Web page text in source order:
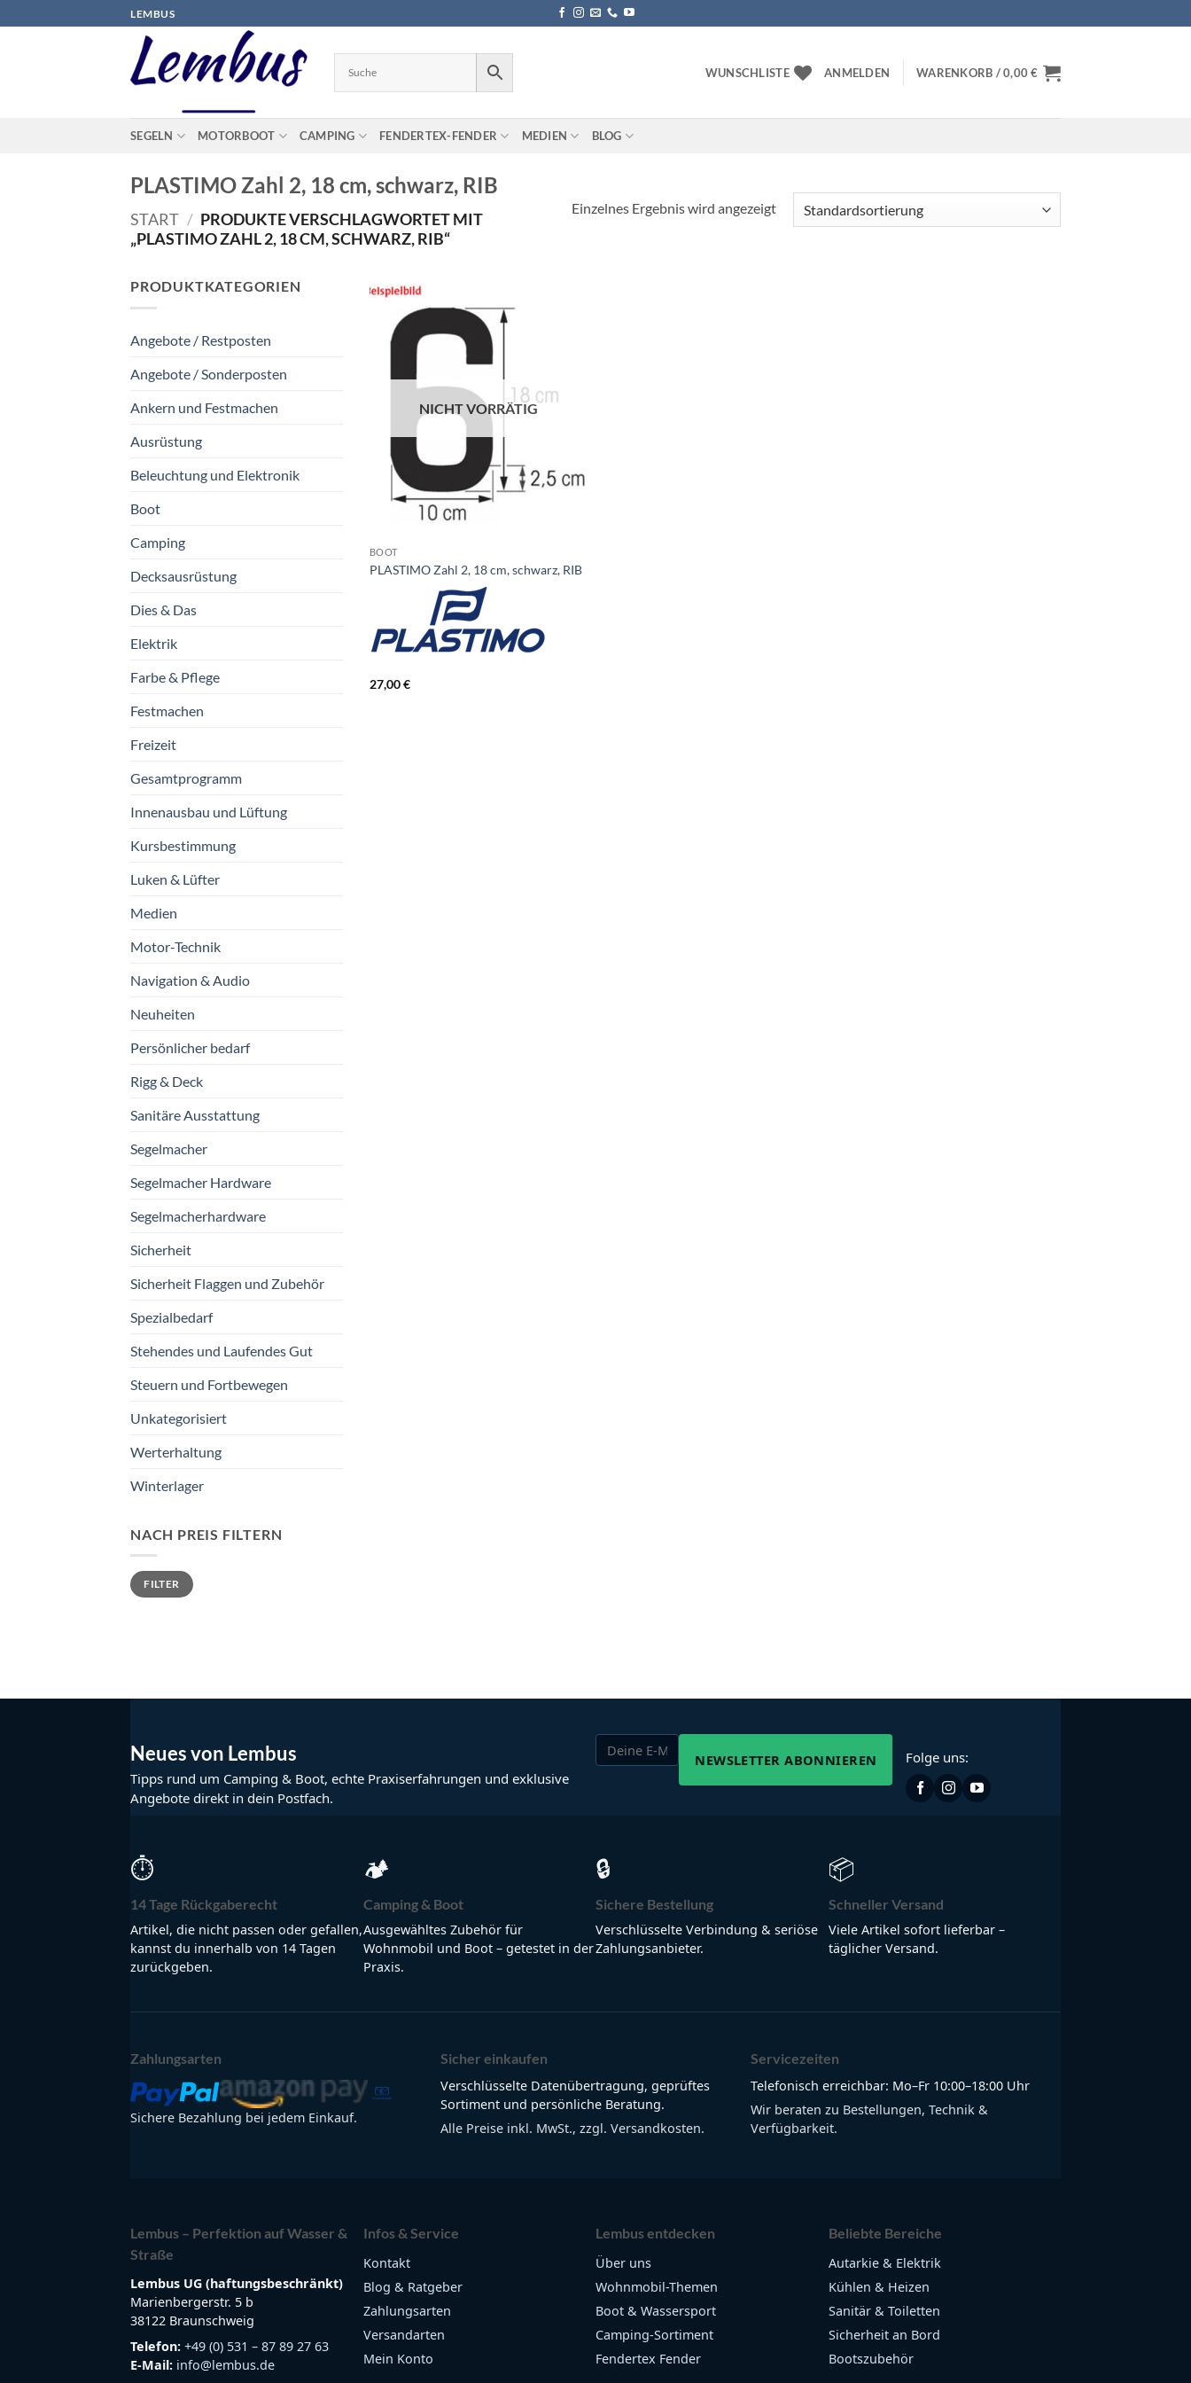
Inhalt
LEMBUS
WUNSCHLISTE ANMELDEN WARENKORB /0,00€
SEGELN MOTORBOOT CAMPING FENDERTEX-FENDER MEDIEN BLOG
PLASTIMO Zahl 2, 18 cm, schwarz, RIB
START / PRODUKTE VERSCHLAGWORTET MIT
„PLASTIMO ZAHL 2, 18 CM, SCHWARZ, RIB“
Einzelnes Ergebnis wird angezeigt
PRODUKTKATEGORIEN
Angebote / Restposten
Angebote / Sonderposten
Ankern und Festmachen
Ausrüstung
Beleuchtung und Elektronik
Boot
Camping
Decksausrüstung
Dies & Das
Elektrik
Farbe & Pflege
Festmachen
Freizeit
Gesamtprogramm
Innenausbau und Lüftung
Kursbestimmung
Luken & Lüfter
Medien
Motor-Technik
Navigation & Audio
Neuheiten
Persönlicher bedarf
Rigg & Deck
Sanitäre Ausstattung
Segelmacher
Segelmacher Hardware
Segelmacherhardware
Sicherheit
Sicherheit Flaggen und Zubehör
Spezialbedarf
Stehendes und Laufendes Gut
Steuern und Fortbewegen
Unkategorisiert
Werterhaltung
Winterlager
NACH PREIS FILTERN
Min.
Preis
Max.
PreisFILTER
NICHT VORRÄTIG
BOOT
PLASTIMO Zahl 2, 18 cm, schwarz, RIB
27,00€
Neues von Lembus
Tipps rund um Camping & Boot, echte Praxiserfahrungen und exklusive
Angebote direkt in dein Postfach.
NEWSLETTER ABONNIEREN Folge uns:
⏱
14 Tage Rückgaberecht
Artikel, die nicht passen oder gefallen,
kannst du innerhalb von 14 Tagen
zurückgeben.
🏕
Camping & Boot
Ausgewähltes Zubehör für
Wohnmobil und Boot – getestet in der
Praxis.
🔒
Sichere Bestellung
Verschlüsselte Verbindung & seriöse
Zahlungsanbieter.
📦
Schneller Versand
Viele Artikel sofort lieferbar –
täglicher Versand.
Zahlungsarten
Sichere Bezahlung bei jedem Einkauf.
Sicher einkaufen
Verschlüsselte Datenübertragung, geprüftes
Sortiment und persönliche Beratung.
Alle Preise inkl. MwSt., zzgl. Versandkosten.
Servicezeiten
Telefonisch erreichbar: Mo–Fr 10:00–18:00 Uhr
Wir beraten zu Bestellungen, Technik &
Verfügbarkeit.
Lembus – Perfektion auf Wasser &
Straße
Lembus UG (haftungsbeschränkt)
Marienbergerstr. 5 b
38122 Braunschweig
Telefon: +49 (0) 531 – 87 89 27 63
E-Mail: info@lembus.de
Infos & Service
Kontakt
Blog & Ratgeber
Zahlungsarten
Versandarten
Mein Konto
Lembus entdecken
Über uns
Wohnmobil-Themen
Boot & Wassersport
Camping-Sortiment
Fendertex Fender
Beliebte Bereiche
Autarkie & Elektrik
Kühlen & Heizen
Sanitär & Toiletten
Sicherheit an Bord
Bootszubehör